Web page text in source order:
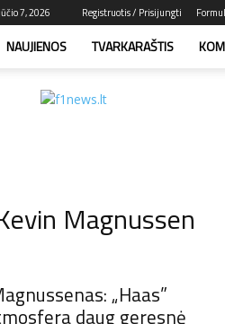
7, 2026 Registruotis / Prisijungti
NAUJIENOS TVARKARAŠTIS
Magnussen
„Haas”
daug geresnė